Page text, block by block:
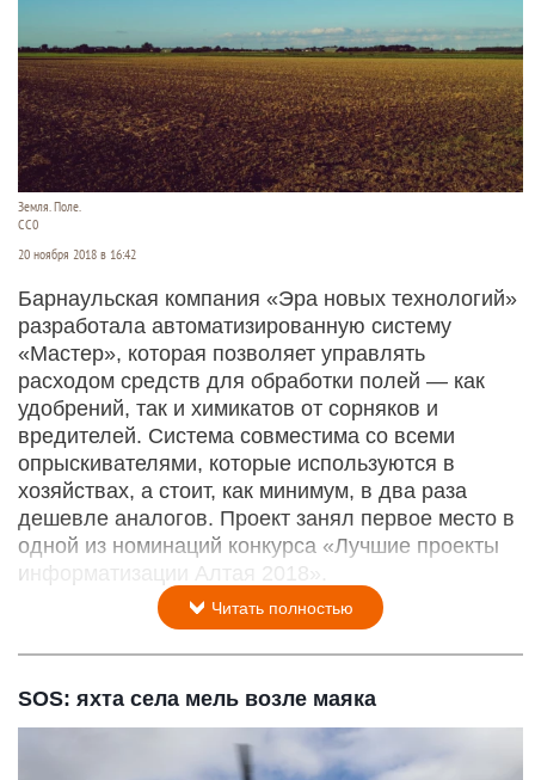
Земля. Поле.
СС0
20 ноября 2018 в 16:42
Барнаульская компания «Эра новых технологий»
разработала автоматизированную систему
«Мастер», которая позволяет управлять
расходом средств для обработки полей — как
удобрений, так и химикатов от сорняков и
вредителей. Система совместима со всеми
опрыскивателями, которые используются в
хозяйствах, а стоит, как минимум, в два раза
дешевле аналогов. Проект занял первое место в
одной из номинаций конкурса «Лучшие проекты
информатизации Алтая 2018».
Читать полностью
SOS: яхта села мель возле маяка